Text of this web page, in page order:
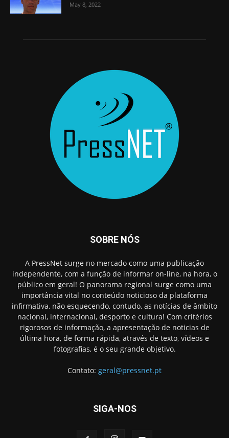
May 8, 2022
SOBRE NÓS
A PressNet surge no mercado como uma publicação
independente, com a função de informar on-line, na hora, o
público em geral! O panorama regional surge como uma
importância vital no conteúdo noticioso da plataforma
infirmativa, não esquecendo, contudo, as notícias de âmbito
nacional, internacional, desporto e cultura! Com critérios
rigorosos de informação, a apresentação de noticias de
última hora, de forma rápida, através de texto, vídeos e
fotografias, é o seu grande objetivo.
Contato: geral@pressnet.pt
SIGA-NOS